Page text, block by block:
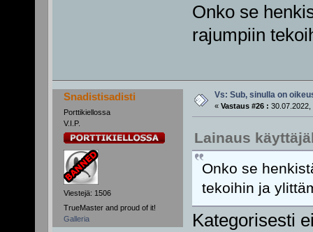
Onko se
rajumpiin
Snadistisadisti
Porttikiellossa
V.I.P.
Viestejä: 1506
TrueMaster and proud of it!
Galleria
Vs: Sub, sinulla on
« Vastaus #26 : 30.07.2022,
Lainaus
Onko se
tekoihin ja
Kategorisesti